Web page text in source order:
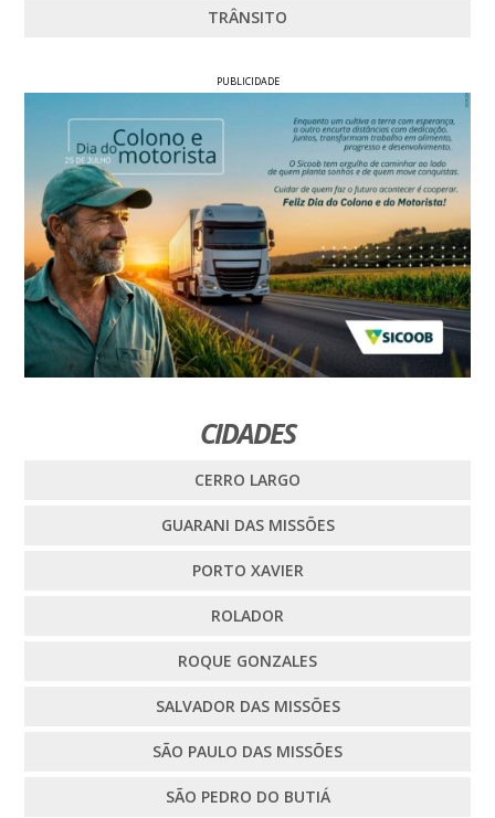
TRÂNSITO
PUBLICIDADE
CIDADES
CERRO LARGO
GUARANI DAS MISSÕES
PORTO XAVIER
ROLADOR
ROQUE GONZALES
SALVADOR DAS MISSÕES
SÃO PAULO DAS MISSÕES
SÃO PEDRO DO BUTIÁ